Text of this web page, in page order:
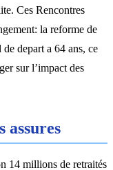
Ces Rencontres
la reforme de
depart a 64 ans, ce
sur l’impact des
assures
14 millions de retraités